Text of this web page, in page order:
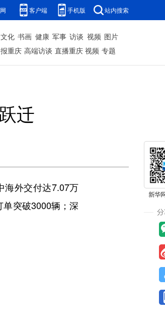
客户端 手机版 站内搜索
文化 书画 健康 军事 访谈 视频 图片
重庆 高端访谈 直播重庆 视频 专题
迁
外交付达7.07万
突破3000辆；深